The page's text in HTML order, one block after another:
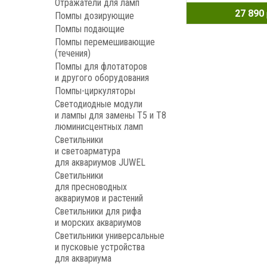
Отражатели для ламп
Помпы дозирующие
Помпы подающие
Помпы перемешивающие
(течения)
Помпы для флотаторов
и другого оборудования
Помпы-циркуляторы
Светодиодные модули
и лампы для замены Т5 и Т8
люминисцентных ламп
Светильники
и светоарматура
для аквариумов JUWEL
Светильники
для пресноводных
аквариумов и растений
Светильники для рифа
и морских аквариумов
Светильники универсальные
и пусковые устройства
для аквариума
27 890